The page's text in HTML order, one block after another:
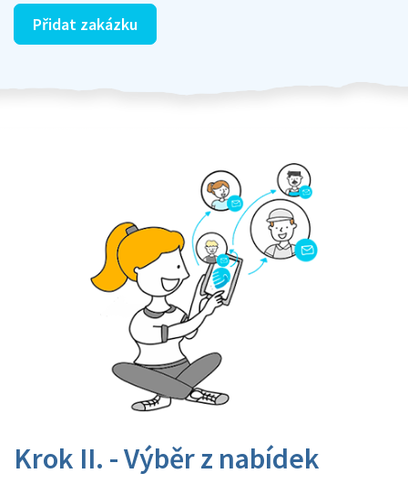
Přidat zakázku
Krok II. - Výběr z nabídek